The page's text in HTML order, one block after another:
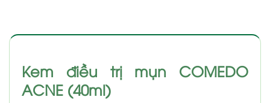
Kem điều trị mụn COMEDO
ACNE (40ml)